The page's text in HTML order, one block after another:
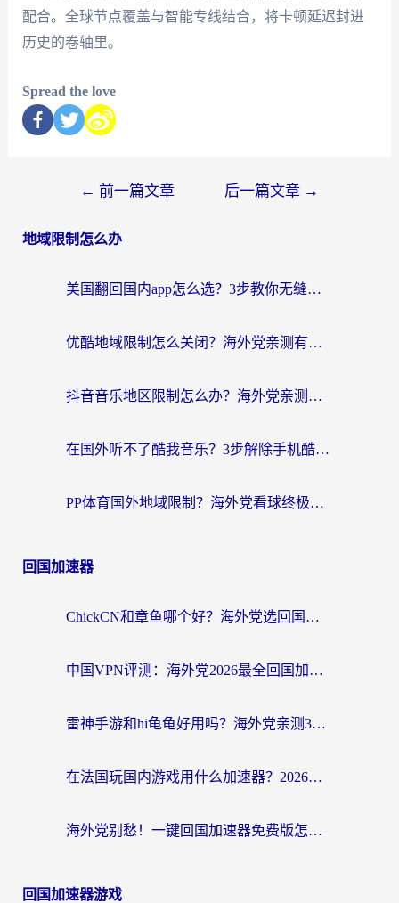
配合。全球节点覆盖与智能专线结合，将卡顿延迟封进
历史的卷轴里。
Spread the love
← 前一篇文章 后一篇文章 →
地域限制怎么办
美国翻回国内app怎么选？3步教你无缝刷剧、登12123、访问国内网站
优酷地域限制怎么关闭？海外党亲测有效的追剧加速器选择指南
抖音音乐地区限制怎么办？海外党亲测有效的听歌自由指南
在国外听不了酷我音乐？3步解除手机酷我音乐海外限制，附实测好用加速器
PP体育国外地域限制？海外党看球终极方案：从欧洲杯到奥运会，中文解说不卡顿！
回国加速器
ChickCN和章鱼哪个好？海外党选回国加速器的3个关键维度 + 实用避坑指南
中国VPN评测：海外党2026最全回国加速器选择指南，告别地区限制不踩坑
雷神手游和hi龟龟好用吗？海外党亲测3款回国加速器，教你选对国外到国内加速器
在法国玩国内游戏用什么加速器？2026实测解决延迟卡顿的实用指南
海外党别愁！一键回国加速器免费版怎么选？从踩坑到流畅访问的全攻略
回国加速器游戏